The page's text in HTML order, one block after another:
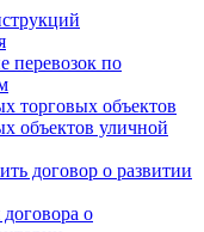
перевозок по
торговых объектов
объектов уличной
договор о развитии
о